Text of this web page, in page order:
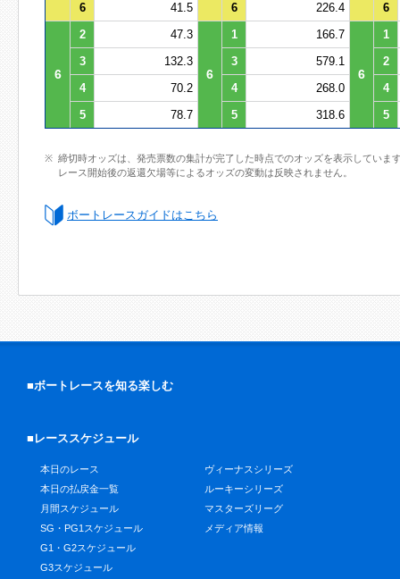
6
41.5 6 226.4 6
6
2 47.3
6
1 166.7
6
1
3
132.3 3 579.1
2
4
70.2 4 268.0
4
5
78.7 5 318.6 5
締切時オッズは、発売票数の集計が完了した時点でのオッズを表示していま
レース開始後の返還欠場等によるオッズの変動は反映されません。
ボートレースガイドはこちら
■ボートレースを知る楽しむ
■レーススケジュール
本日のレース
本日の払戻金一覧
月間スケジュール
SG・PG1スケジュール
G1・G2スケジュール
G3スケジュール
ヴィーナスシリーズ
ルーキーシリーズ
マスターズリーグ
メディア情報